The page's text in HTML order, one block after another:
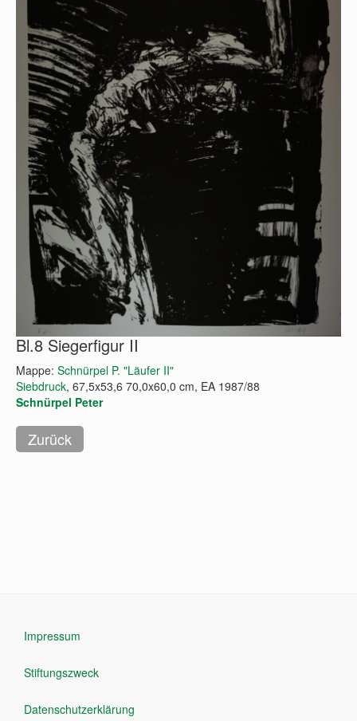
Bl.8 Siegerfigur II
Mappe: Schnürpel P. "Läufer II"
Siebdruck, 67,5x53,6 70,0x60,0 cm, EA 1987/88
Schnürpel Peter
Impressum
Stiftungszweck
Datenschutzerklärung